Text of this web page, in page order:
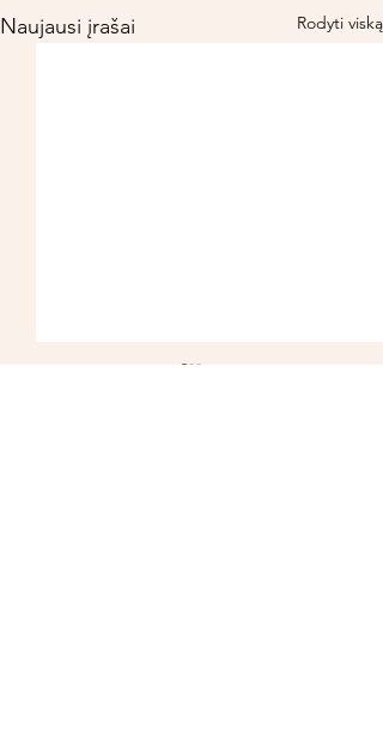
Naujausi įrašai Rodyti viską